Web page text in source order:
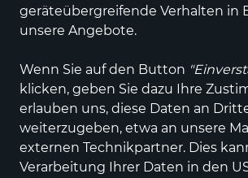
geräteübergreifende Verhalten in
unsere Angebote.
Wenn Sie auf den Button
klicken, geben Sie dazu Ihre
erlauben uns, diese Daten an
weiterzugeben, etwa an unsere
externen Technikpartner. Dies
Verarbeitung Ihrer Daten in den
ALLE FILTER
1 Produkt